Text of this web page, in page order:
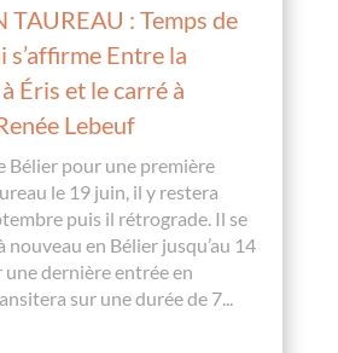
TAUREAU : Temps de
Entre la
Éris et le carré à
Lebeuf
Bélier pour une première
le 19 juin, il y restera
puis il rétrograde. Il se
nouveau en Bélier jusqu’au 14
dernière entrée en
sur une durée de 7...